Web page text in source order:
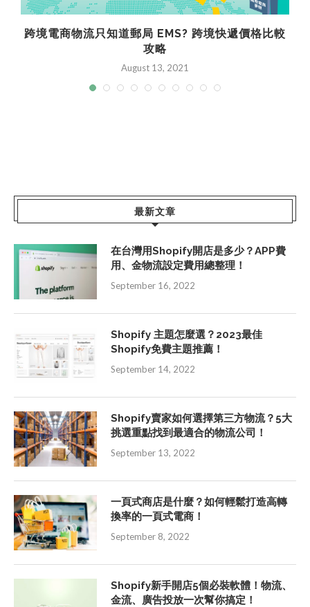
跨境電商物流只知道郵局 EMS? 跨境快遞價格比較
攻略
August 13, 2021
最新文章
在台灣用Shopify開店是多少？APP費
用、金物流設定費用總整理！
September 16, 2022
Shopify 主題怎麼選？2023最佳
Shopify免費主題推薦！
September 14, 2022
Shopify賣家如何選擇第三方物流？5大
挑選重點找到最適合的物流公司！
September 13, 2022
一頁式商店是什麼？如何輕鬆打造高轉
換率的一頁式電商！
September 8, 2022
Shopify新手開店5個必裝軟體！物流、
金流、廣告投放一次幫你搞定！